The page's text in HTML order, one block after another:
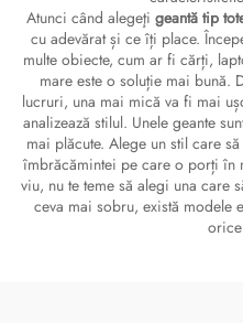
Atunci când alegeţi geantă tip
cu adevărat și ce îți place.
multe obiecte, cum ar fi cărți,
mare este o soluție mai bună.
lucruri, una mai mică va fi mai
analizează stilul. Unele geante
mai plăcute. Alege un stil care
îmbrăcămintei pe care o porți
viu, nu te teme să alegi una care
ceva mai sobru, există modele